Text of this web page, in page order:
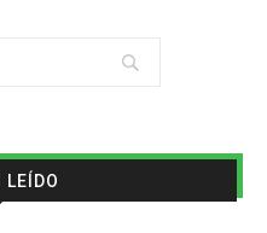
LEÍDO